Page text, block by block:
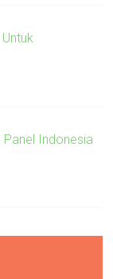
Panel Indonesia